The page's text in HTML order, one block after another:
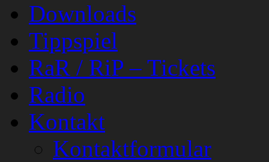
Downloads
Tippspiel
RaR / RiP – Tickets
Radio
Kontakt
Kontaktformular